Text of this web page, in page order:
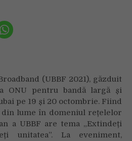
Dezvoltarea
infrastructurii
de
consens
(UBBF 2021), găzduit
ONU pentru bandă largă și
pe 19 și 20 octombrie. Fiind
lume în domeniul rețelelor
a UBBF are tema „Extindeți
unitatea”. La eveniment,